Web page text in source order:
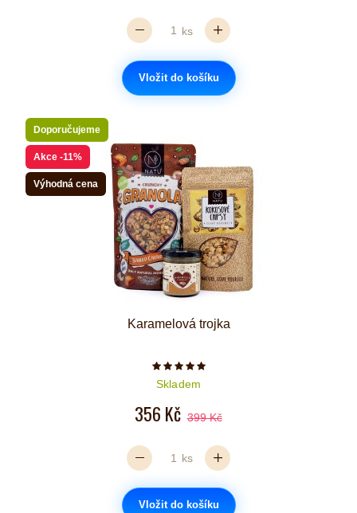
ks
Vložit do košíku
Doporučujeme
Akce -11%
Výhodná cena
Karamelová trojka
Počet hvězdiček je 5 z 5
Skladem
356 Kč 399 Kč
ks
Vložit do košíku